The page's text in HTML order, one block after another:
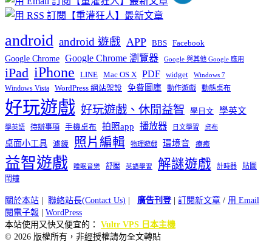
android android 遊戲 APP BBS Facebook
Google Chrome Google Chrome 瀏覽器 Google 與其他 Google 應用
iPad iPhone LINE Mac OS X PDF widget Windows 7
Windows Vista WordPress 網站架設 免費圖庫 動作遊戲 動態桌布
好玩遊戲 好玩遊戲、休閒益智 學日文 學英文
學英語 待辦事項 手機桌布 拍照app 播放器 日文學習 桌布
桌面小工具 濾鏡 照片編輯 物理遊戲 環境音 療癒
益智遊戲 睡眠音樂 舒壓 英語學習 解謎遊戲 計時器
貼圖
鬧鐘
關於本站 聯絡站長(Contact Us) 廣告刊登| 訂閱新文章 / 用 Email
閱電子報
WordPress
本站使用又快又便宜的： Vultr VPS 日本主機
© 2026 版權所有，非經授權請勿全文轉貼